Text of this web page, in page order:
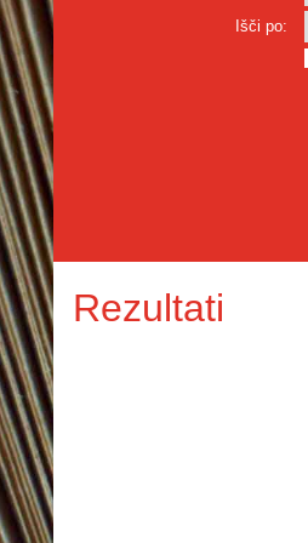
Išči po:
Rezultati